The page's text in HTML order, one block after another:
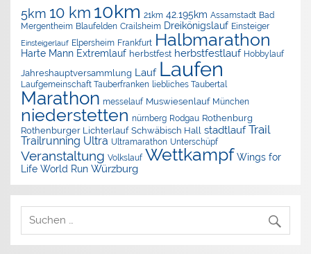
5km 10 km 10km 21km 42.195km Assamstadt Bad
Mergentheim Blaufelden Crailsheim Dreikönigslauf Einsteiger
Einsteigerlauf Elpersheim Frankfurt Halbmarathon
Harte Mann Extremlauf herbstfest herbstfestlauf Hobbylauf
Jahreshauptversammlung Lauf Laufen
Laufgemeinschaft Tauberfranken liebliches Taubertal
Marathon messelauf Muswiesenlauf München
niederstetten nürnberg Rodgau Rothenburg
Rothenburger Lichterlauf Schwäbisch Hall stadtlauf Trail
Trailrunning Ultra Ultramarathon Unterschüpf
Veranstaltung Volkslauf Wettkampf Wings for
Life World Run Würzburg